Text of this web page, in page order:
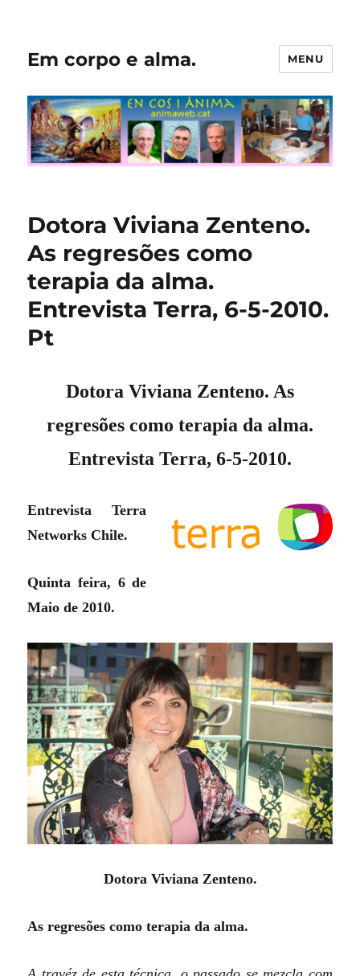
Em corpo e alma. MENU
Dotora Viviana Zenteno.
As regresões como
terapia da alma.
Entrevista Terra, 6-5-2010.
Pt
Dotora Viviana Zenteno. As
regresões como terapia da alma.
Entrevista Terra, 6-5-2010.
Entrevista Terra
Networks Chile.
Quinta feira, 6 de
Maio de 2010.
Dotora Viviana Zenteno.
As regresões como terapia da alma.